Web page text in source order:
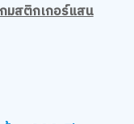
บายสีที่จะช่วย